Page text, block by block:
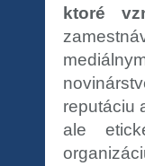
ktoré
reputáciu
ale